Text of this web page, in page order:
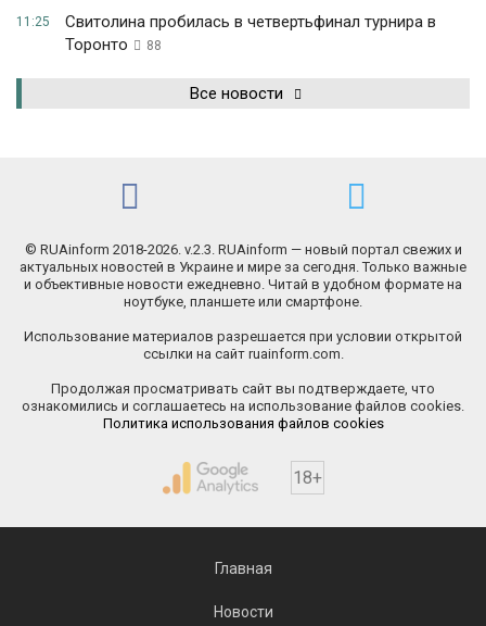
11:25
Свитолина пробилась в четвертьфинал турнира в
Торонто
88
Все новости
© RUAinform 2018-2026. v.2.3. RUAinform — новый портал свежих и
актуальных новостей в Украине и мире за сегодня. Только важные
и объективные новости ежедневно. Читай в удобном формате на
ноутбуке, планшете или смартфоне.
Использование материалов разрешается при условии открытой
ссылки на сайт ruainform.com.
Продолжая просматривать сайт вы подтверждаете, что
ознакомились и соглашаетесь на использование файлов cookies.
Политика использования файлов cookies
18+
Главная
Новости